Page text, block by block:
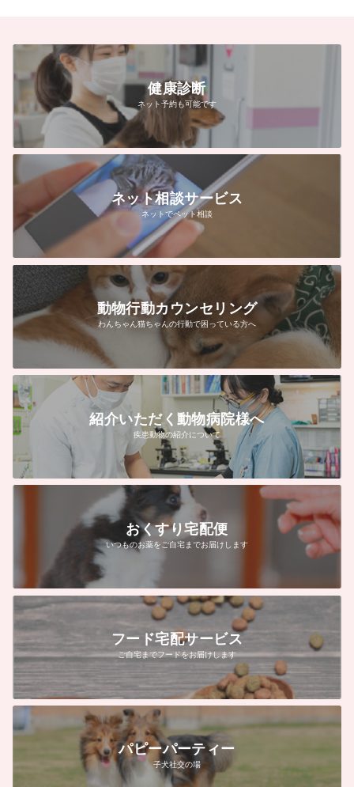
健康診断
ネット予約も可能です
ネット相談サービス
ネットでペット相談
動物行動カウンセリング
わんちゃん猫ちゃんの行動で困っている方へ
紹介いただく動物病院様へ
疾患動物の紹介について
おくすり宅配便
いつものお薬をご自宅までお届けします
フード宅配サービス
ご自宅までフードをお届けします
パピーパーティー
子犬社交の場